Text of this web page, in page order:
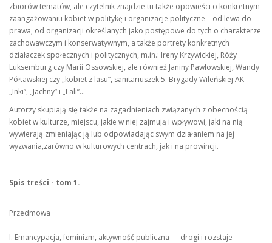
zbiorów tematów, ale czytelnik znajdzie tu także opowieści o konkretnym
zaangażowaniu kobiet w politykę i organizacje polityczne – od lewa do
prawa, od organizacji określanych jako postępowe do tych o charakterze
zachowawczym i konserwatywnym, a także portrety konkretnych
działaczek społecznych i politycznych, m.in.: Ireny Krzywickiej, Róży
Luksemburg czy Marii Ossowskiej, ale również Janiny Pawłowskiej, Wandy
Półtawskiej czy „kobiet z lasu”, sanitariuszek 5. Brygady Wileńskiej AK –
„Inki”, „Jachny” i „Lali”…
Autorzy skupiają się także na zagadnieniach związanych z obecnością
kobiet w kulturze, miejscu, jakie w niej zajmują i wpływowi, jaki na nią
wywierają zmieniając ją lub odpowiadając swym działaniem na jej
wyzwania,zarówno w kulturowych centrach, jak i na prowincji.
Spis treści - tom 1.
Przedmowa
I. Emancypacja, feminizm, aktywność publiczna — drogi i rozstaje